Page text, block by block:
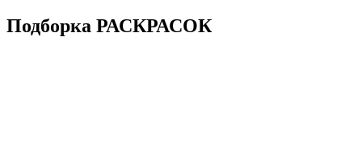
Подборка РАСКРАСОК